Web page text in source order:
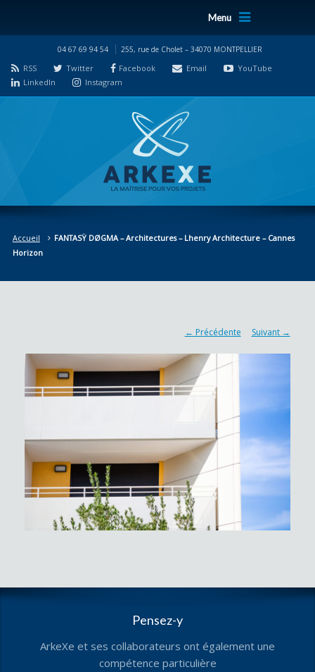
Menu
04 67 69 94 54 255, rue de Cholet – 34070 MONTPELLIER
RSS Twitter Facebook Email
YouTube
LinkedIn
Instagram
Accueil
FANTASŸ DØGMA – Architectures – Lhenry Architecture – Cannes
Horizon
← Précédente Suivant →
Pensez-y
ArkeXe et ses collaborateurs ont également une
compétence particulière